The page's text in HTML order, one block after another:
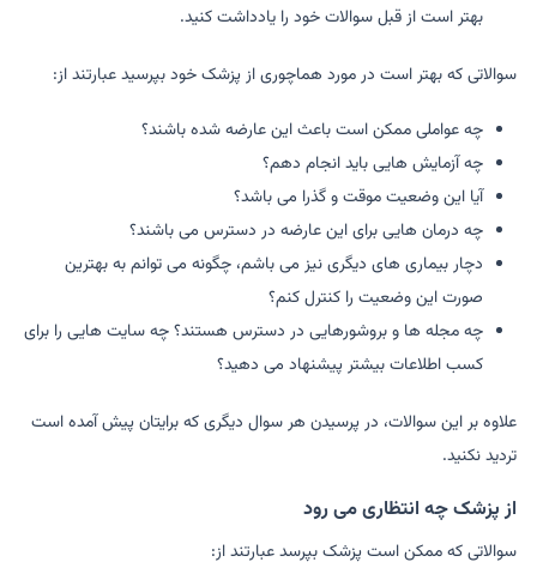
بهتر است از قبل سوالات خود را یادداشت کنید.
سوالاتی که بهتر است در مورد هماچوری از پزشک خود بپرسید عبارتند از:
چه عواملی ممکن است باعث این عارضه شده باشند؟
چه آزمایش هایی باید انجام دهم؟
آیا این وضعیت موقت و گذرا می باشد؟
چه درمان هایی برای این عارضه در دسترس می باشند؟
دچار بیماری های دیگری نیز می باشم، چگونه می توانم به بهترین
صورت این وضعیت را کنترل کنم؟
چه مجله ها و بروشورهایی در دسترس هستند؟ چه سایت هایی را برای
کسب اطلاعات بیشتر پیشنهاد می دهید؟
علاوه بر این سوالات، در پرسیدن هر سوال دیگری که برایتان پیش آمده است
تردید نکنید.
از پزشک چه انتظاری می رود
سوالاتی که ممکن است پزشک بپرسد عبارتند از: